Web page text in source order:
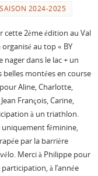
SAISON 2024-2025
cette 2ème édition au Val
au top « BY
nager dans le lac + un
montées en course
Aline, Charlotte,
François, Carine,
à un triathlon.
uniquement féminine,
par la barrière
Merci à Philippe pour
à l’année